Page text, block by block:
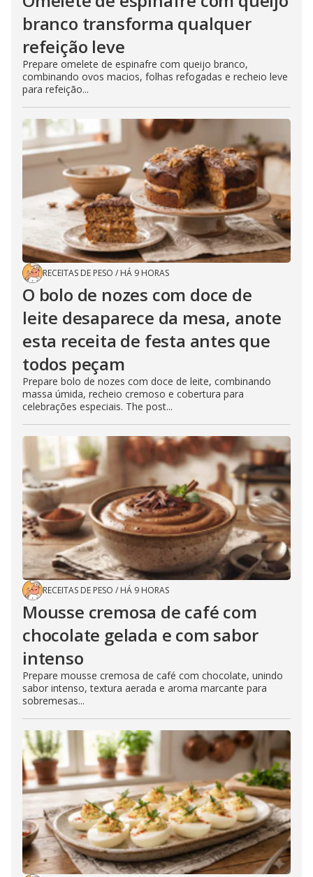
branco transforma qualquer
refeição leve
Prepare omelete de espinafre com queijo branco,
combinando ovos macios, folhas refogadas e recheio leve
para refeição...
RECEITAS DE PESO / HÁ 9 HORAS
O bolo de nozes com doce de
leite desaparece da mesa, anote
esta receita de festa antes que
todos peçam
Prepare bolo de nozes com doce de leite, combinando
massa úmida, recheio cremoso e cobertura para
celebrações especiais. The post...
RECEITAS DE PESO / HÁ 9 HORAS
Mousse cremosa de café com
chocolate gelada e com sabor
intenso
Prepare mousse cremosa de café com chocolate, unindo
sabor intenso, textura aerada e aroma marcante para
sobremesas...